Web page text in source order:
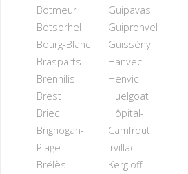
Botmeur
Botsorhel
Bourg-Blanc
Brasparts
Brennilis
Brest
Briec
Brignogan-
Plage
Brélès
Guipavas
Guipronvel
Guissény
Hanvec
Henvic
Huelgoat
Hôpital-
Camfrout
Irvillac
Kergloff